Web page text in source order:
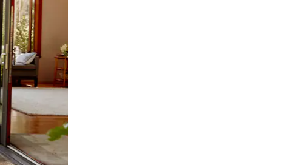
ili prelaskom prstom po zaslonu.